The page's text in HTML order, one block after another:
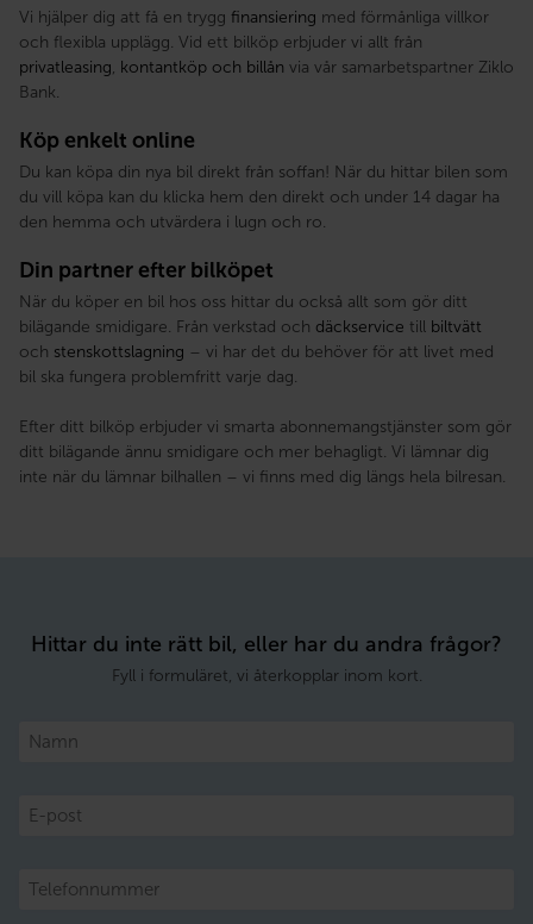
Vi hjälper dig att få en trygg finansiering med förmånliga villkor
och flexibla upplägg. Vid ett bilköp erbjuder vi allt från
privatleasing, kontantköp och billån via vår samarbetspartner Ziklo
Bank.
Köp enkelt online
Du kan köpa din nya bil direkt från soffan! När du hittar bilen som
du vill köpa kan du klicka hem den direkt och under 14 dagar ha
den hemma och utvärdera i lugn och ro.
Din partner efter bilköpet
När du köper en bil hos oss hittar du också allt som gör ditt
bilägande smidigare. Från verkstad och däckservice till biltvätt
och stenskottslagning – vi har det du behöver för att livet med
bil ska fungera problemfritt varje dag.
Efter ditt bilköp erbjuder vi smarta abonnemangstjänster som gör
ditt bilägande ännu smidigare och mer behagligt. Vi lämnar dig
inte när du lämnar bilhallen – vi finns med dig längs hela bilresan.
Hittar du inte rätt bil, eller har du andra frågor?
Fyll i formuläret, vi återkopplar inom kort.
Namn
E-
post
Telefon